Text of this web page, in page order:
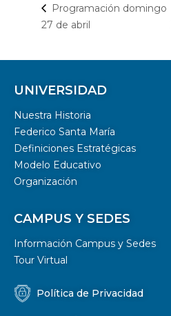
Programación domingo
27 de abril
UNIVERSIDAD
Nuestra Historia
Federico Santa María
Definiciones Estratégicas
Modelo Educativo
Organización
CAMPUS Y SEDES
Información Campus y Sedes
Tour Virtual
Política de Privacidad